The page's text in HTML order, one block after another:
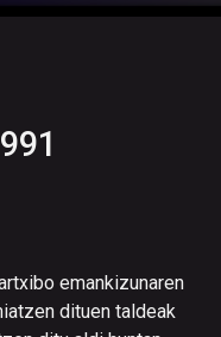
emankizunaren
dituen taldeak